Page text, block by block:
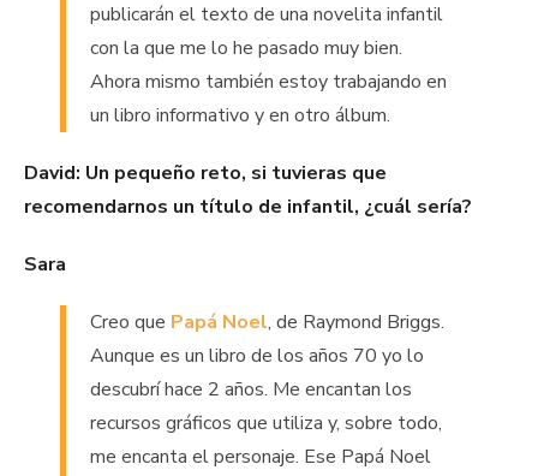
publicarán el texto de una novelita infantil
con la que me lo he pasado muy bien.
Ahora mismo también estoy trabajando en
un libro informativo y en otro álbum.
David: Un pequeño reto, si tuvieras que
recomendarnos un título de infantil, ¿cuál sería?
Sara
Creo que Papá Noel, de Raymond Briggs.
Aunque es un libro de los años 70 yo lo
descubrí hace 2 años. Me encantan los
recursos gráficos que utiliza y, sobre todo,
me encanta el personaje. Ese Papá Noel